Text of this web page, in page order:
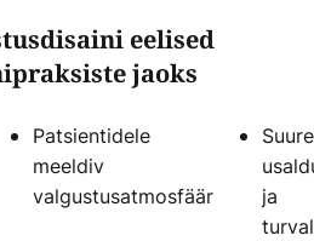
eelised
jaoks
Patsientidele
meeldiv
valgustusatmosfäär
ja